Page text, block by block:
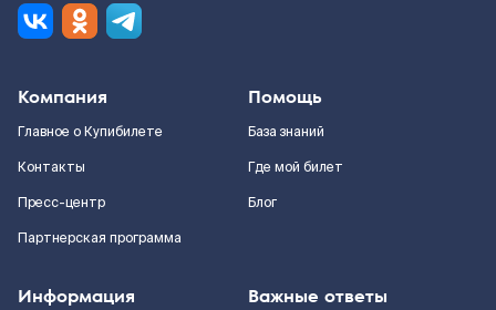
Компания
Главное о Купибилете
Контакты
Пресс-центр
Партнерская программа
Помощь
База знаний
Где мой билет
Блог
Информация Важные ответы